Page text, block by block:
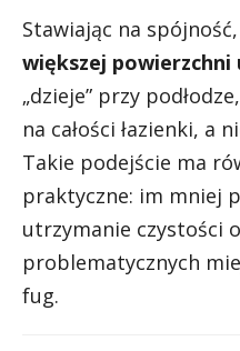
Stawiając na spójność,
większej
„dzieje” przy
na całości łazienki, a
Takie podejście ma
praktyczne: im mniej
utrzymanie czystości
problematycznych
fug.